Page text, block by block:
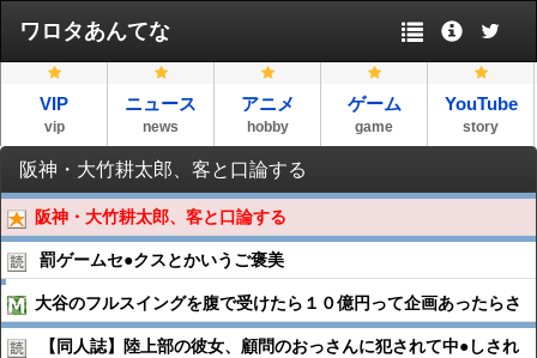
ワロタあんてな
VIP
vip
ニュース
news
アニメ
hobby
ゲーム
game
YouTube
story
阪神・大竹耕太郎、客と口論する
阪神・大竹耕太郎、客と口論する
罰ゲームセ●︎クスとかいうご褒美
大谷のフルスイングを腹で受けたら１０億円って企画あったらさ
【同人誌】陸上部の彼女、顧問のおっさんに犯されて中●︎しされ